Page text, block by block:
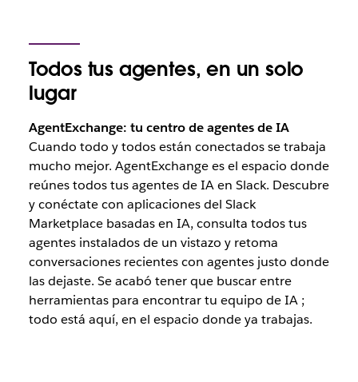
Todos tus agentes, en un solo
lugar
AgentExchange: tu centro de agentes de IA
Cuando todo y todos están conectados se trabaja
mucho mejor. AgentExchange es el espacio donde
reúnes todos tus agentes de IA en Slack. Descubre
y conéctate con aplicaciones del Slack
Marketplace basadas en IA, consulta todos tus
agentes instalados de un vistazo y retoma
conversaciones recientes con agentes justo donde
las dejaste. Se acabó tener que buscar entre
herramientas para encontrar tu equipo de IA ;
todo está aquí, en el espacio donde ya trabajas.